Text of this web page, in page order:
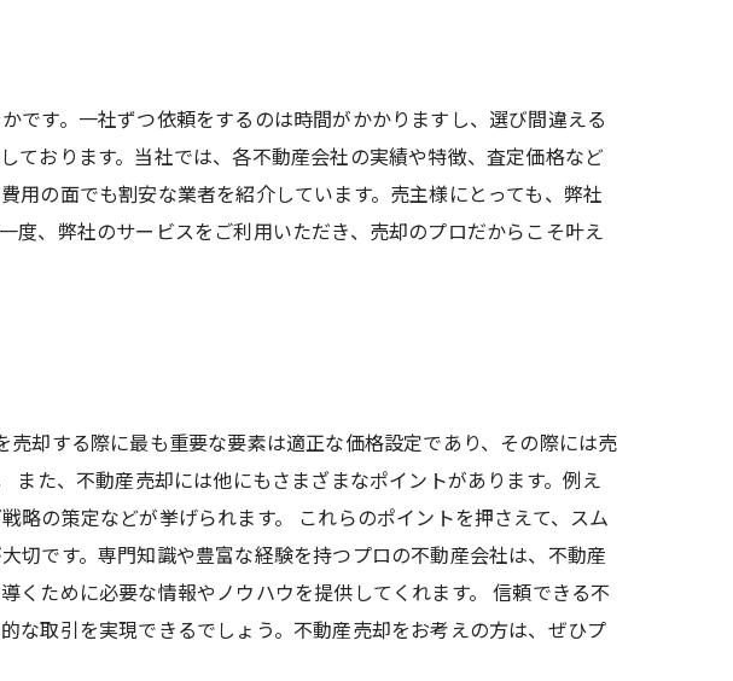
です。一社ずつ依頼をするのは時間がかかりますし、選び間違える
ております。当社では、各不動産会社の実績や特徴、査定価格など
用の面でも割安な業者を紹介しています。売主様にとっても、弊社
度、弊社のサービスをご利用いただき、売却のプロだからこそ叶え
却する際に最も重要な要素は適正な価格設定であり、その際には売
た、不動産売却には他にもさまざまなポイントがあります。例え
略の策定などが挙げられます。 これらのポイントを押さえて、スム
切です。専門知識や豊富な経験を持つプロの不動産会社は、不動産
くために必要な情報やノウハウを提供してくれます。 信頼できる不
な取引を実現できるでしょう。不動産売却をお考えの方は、ぜひプ